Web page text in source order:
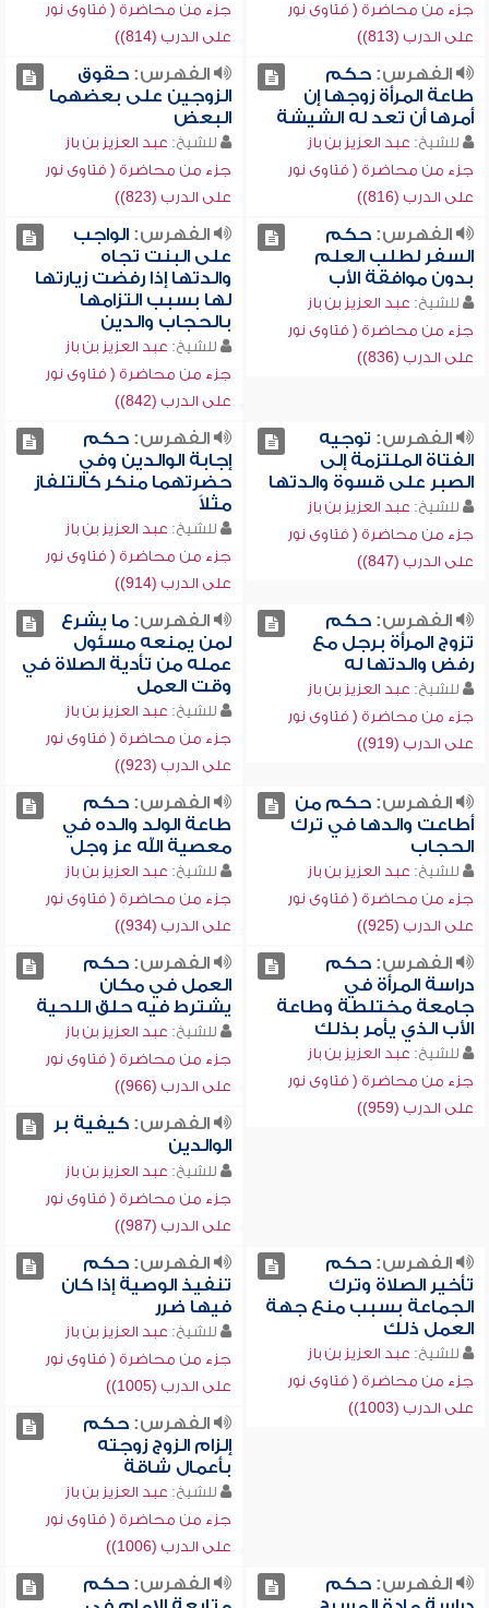
جزء من محاضرة ( فتاوى نور
على الدرب (813))
جزء من محاضرة ( فتاوى نور
على الدرب (814))
الفهرس:حكم
طاعة المرأة زوجها إن
أمرها أن تعد له الشيشة
للشيخ: عبد العزيز بن باز
جزء من محاضرة ( فتاوى نور
على الدرب (816))
الفهرس:حقوق
الزوجين على بعضهما
البعض
للشيخ: عبد العزيز بن باز
جزء من محاضرة ( فتاوى نور
على الدرب (823))
الفهرس:حكم
السفر لطلب العلم
بدون موافقة الأب
للشيخ: عبد العزيز بن باز
جزء من محاضرة ( فتاوى نور
على الدرب (836))
الفهرس:الواجب
على البنت تجاه
والدتها إذا رفضت زيارتها
لها بسبب التزامها
بالحجاب والدين
للشيخ: عبد العزيز بن باز
جزء من محاضرة ( فتاوى نور
على الدرب (842))
الفهرس: توجيه
الفتاة الملتزمة إلى
الصبر على قسوة والدتها
للشيخ: عبد العزيز بن باز
جزء من محاضرة ( فتاوى نور
على الدرب (847))
الفهرس:حكم
إجابة الوالدين وفي
حضرتهما منكر كالتلفاز
مثلاً
للشيخ: عبد العزيز بن باز
جزء من محاضرة ( فتاوى نور
على الدرب (914))
الفهرس:حكم
تزوج المرأة برجل مع
رفض والدتها له
للشيخ: عبد العزيز بن باز
جزء من محاضرة ( فتاوى نور
على الدرب (919))
الفهرس:ما يشرع
لمن يمنعه مسئول
عمله من تأدية الصلاة في
وقت العمل
للشيخ: عبد العزيز بن باز
جزء من محاضرة ( فتاوى نور
على الدرب (923))
الفهرس:حكم من
أطاعت والدها في ترك
الحجاب
للشيخ: عبد العزيز بن باز
جزء من محاضرة ( فتاوى نور
على الدرب (925))
الفهرس:حكم
طاعة الولد والده في
معصية الله عز وجل
للشيخ: عبد العزيز بن باز
جزء من محاضرة ( فتاوى نور
على الدرب (934))
الفهرس:حكم
دراسة المرأة في
جامعة مختلطة وطاعة
الأب الذي يأمر بذلك
للشيخ: عبد العزيز بن باز
جزء من محاضرة ( فتاوى نور
على الدرب (959))
الفهرس:حكم
العمل في مكان
يشترط فيه حلق اللحية
للشيخ: عبد العزيز بن باز
جزء من محاضرة ( فتاوى نور
على الدرب (966))
الفهرس:كيفية بر
الوالدين
للشيخ: عبد العزيز بن باز
جزء من محاضرة ( فتاوى نور
على الدرب (987))
الفهرس:حكم
تأخير الصلاة وترك
الجماعة بسبب منع جهة
العمل ذلك
للشيخ: عبد العزيز بن باز
جزء من محاضرة ( فتاوى نور
على الدرب (1003))
الفهرس:حكم
تنفيذ الوصية إذا كان
فيها ضرر
للشيخ: عبد العزيز بن باز
جزء من محاضرة ( فتاوى نور
على الدرب (1005))
الفهرس:حكم
إلزام الزوج زوجته
بأعمال شاقة
للشيخ: عبد العزيز بن باز
جزء من محاضرة ( فتاوى نور
على الدرب (1006))
الفهرس:حكم
الفهرس:حكم